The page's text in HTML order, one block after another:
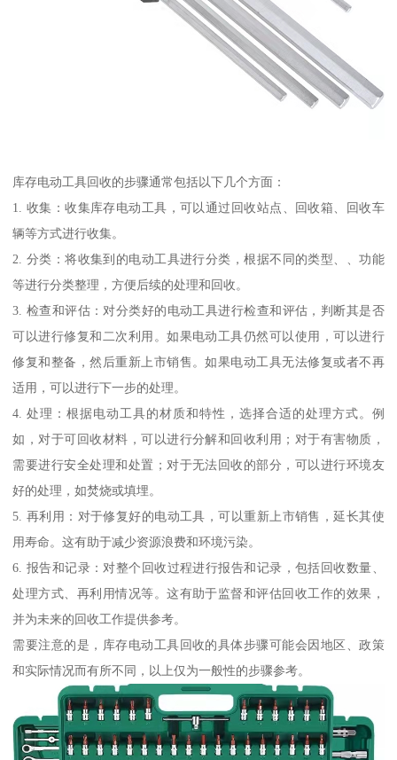
库存电动工具回收的步骤通常包括以下几个方面：
1. 收集：收集库存电动工具，可以通过回收站点、回收箱、回收车
辆等方式进行收集。
2. 分类：将收集到的电动工具进行分类，根据不同的类型、、功能
等进行分类整理，方便后续的处理和回收。
3. 检查和评估：对分类好的电动工具进行检查和评估，判断其是否
可以进行修复和二次利用。如果电动工具仍然可以使用，可以进行
修复和整备，然后重新上市销售。如果电动工具无法修复或者不再
适用，可以进行下一步的处理。
4. 处理：根据电动工具的材质和特性，选择合适的处理方式。例
如，对于可回收材料，可以进行分解和回收利用；对于有害物质，
需要进行安全处理和处置；对于无法回收的部分，可以进行环境友
好的处理，如焚烧或填埋。
5. 再利用：对于修复好的电动工具，可以重新上市销售，延长其使
用寿命。这有助于减少资源浪费和环境污染。
6. 报告和记录：对整个回收过程进行报告和记录，包括回收数量、
处理方式、再利用情况等。这有助于监督和评估回收工作的效果，
并为未来的回收工作提供参考。
需要注意的是，库存电动工具回收的具体步骤可能会因地区、政策
和实际情况而有所不同，以上仅为一般性的步骤参考。